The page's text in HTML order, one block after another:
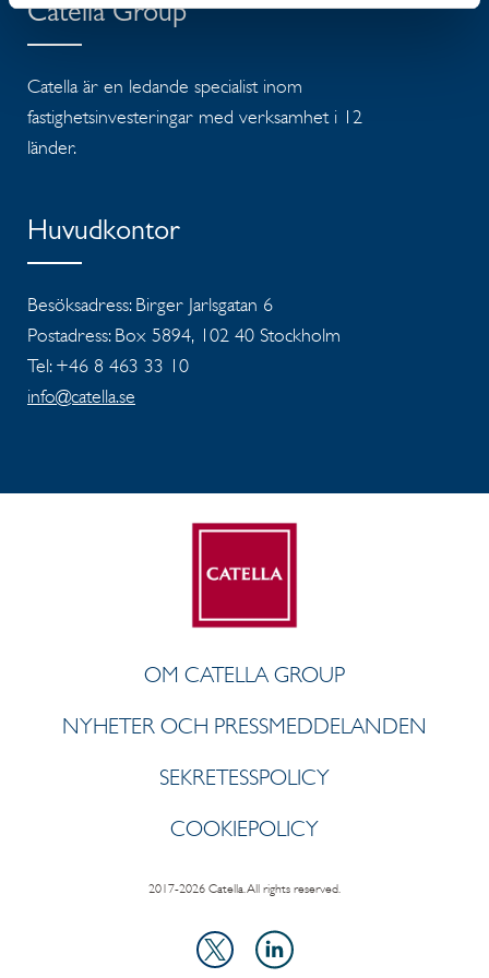
Catella Group
Catella är en ledande specialist inom
fastighetsinvesteringar med verksamhet i 12
länder.
Huvudkontor
Besöksadress: Birger Jarlsgatan 6
Postadress: Box 5894, 102 40 Stockholm
Tel: +46 8 463 33 10
info@catella.se
OM CATELLA GROUP
NYHETER OCH PRESSMEDDELANDEN
SEKRETESSPOLICY
COOKIEPOLICY
2017-2026 Catella. All rights reserved.
X
LinkedIn